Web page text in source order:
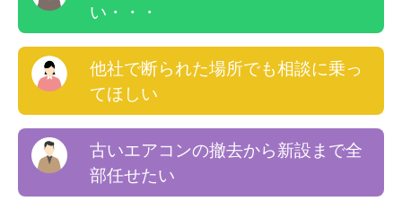
い・・・
他社で断られた場所でも相談に乗っ
てほしい
古いエアコンの撤去から新設まで全
部任せたい